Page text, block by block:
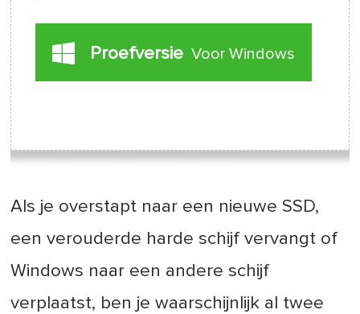
Proefversie Voor Windows
Als je overstapt naar een nieuwe SSD,
een verouderde harde schijf vervangt of
Windows naar een andere schijf
verplaatst, ben je waarschijnlijk al twee